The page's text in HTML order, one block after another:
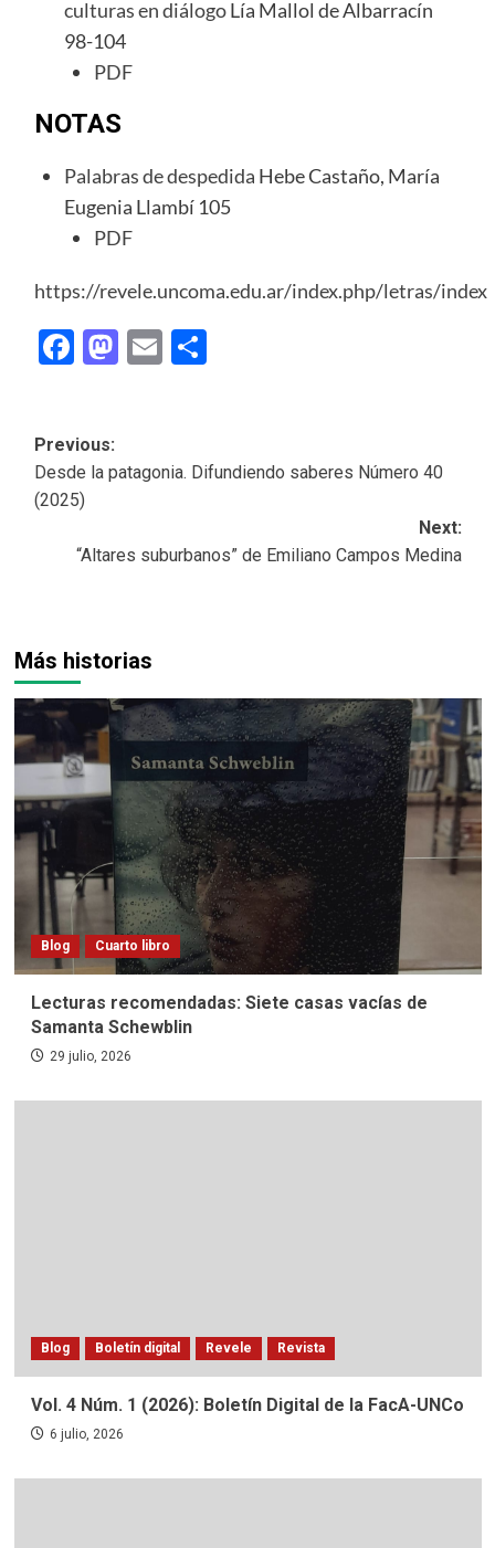
culturas en diálogoLía Mallol de Albarracín
98-104
PDF
NOTAS
Palabras de despedida Hebe Castaño, María
Eugenia Llambí 105
PDF
https://revele.uncoma.edu.ar/index.php/letras/index
Facebook
Mastodon
EmailShare
Post
navigation
Previous:
Desde la patagonia. Difundiendo saberes Número 40
(2025)
Next:
“Altares suburbanos” de Emiliano Campos Medina
Más historias
Blog Cuarto libro
Lecturas recomendadas: Siete casas vacías de
Samanta Schewblin
29 julio, 2026
Blog Boletín digital Revele Revista
Vol. 4 Núm. 1 (2026): Boletín Digital de la FacA-UNCo
6 julio, 2026